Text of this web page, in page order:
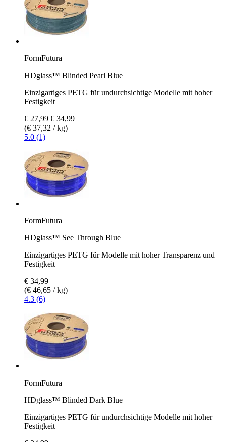
FormFutura
HDglass™ Blinded Pearl Blue
Einzigartiges PETG für undurchsichtige Modelle mit hoher
Festigkeit
€ 27,99 € 34,99
(€ 37,32 / kg)
5.0 (1)
FormFutura
HDglass™ See Through Blue
Einzigartiges PETG für Modelle mit hoher Transparenz und
Festigkeit
€ 34,99
(€ 46,65 / kg)
4.3 (6)
FormFutura
HDglass™ Blinded Dark Blue
Einzigartiges PETG für undurchsichtige Modelle mit hoher
Festigkeit